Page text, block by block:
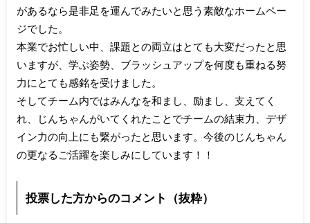
があるなら是非足を運んでみたいと思う素敵なホームペー
ジでした。
本業でお忙しい中、課題との両立はとても大変だったと思
いますが、学ぶ姿勢、ブラッシュアップを何度も重ねる努
力にとても感銘を受けました。
そしてチーム内ではみんなを和まし、励まし、支えてく
れ、じんちゃんがいてくれたことでチームの結束力、デザ
イン力の向上にも繋がったと思います。今後のじんちゃん
の更なるご活躍を楽しみにしています！！
投票した方からのコメント（抜粋）